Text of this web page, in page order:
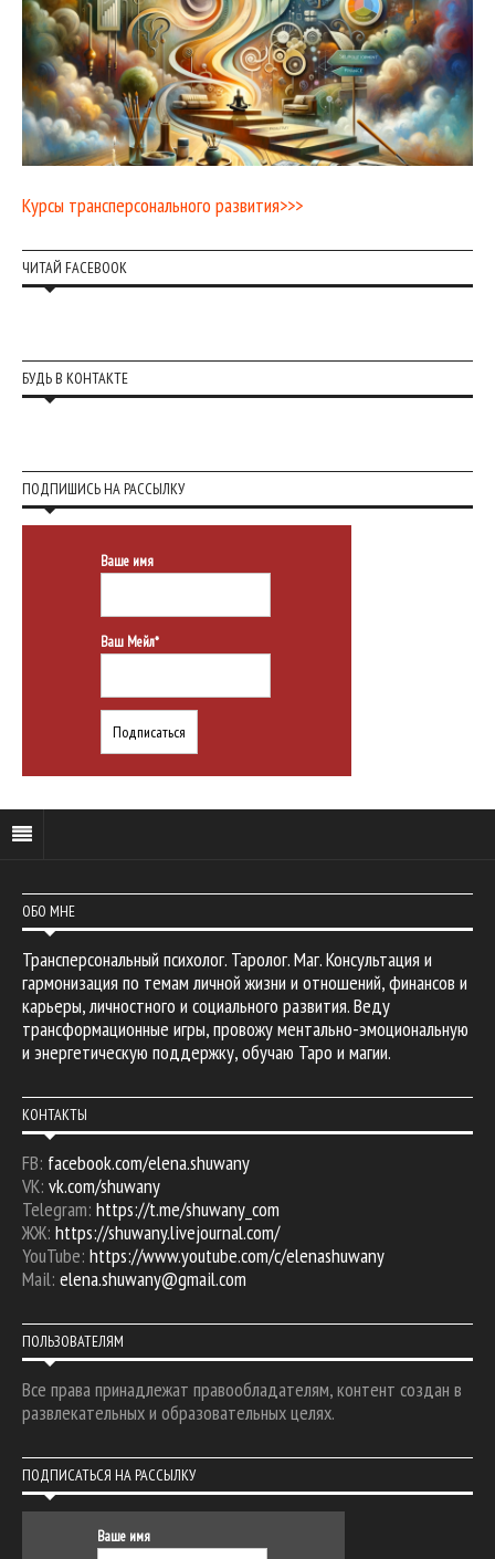
Курсы трансперсонального развития>>>
ЧИТАЙ FACEBOOK
БУДЬ В КОНТАКТЕ
ПОДПИШИСЬ НА РАССЫЛКУ
Ваше имя
Ваш Мейл*
ОБО МНЕ
Трансперсональный психолог. Таролог. Маг. Консультация и
гармонизация по темам личной жизни и отношений, финансов и
карьеры, личностного и социального развития. Веду
трансформационные игры, провожу ментально-эмоциональную
и энергетическую поддержку, обучаю Таро и магии.
КОНТАКТЫ
FB: facebook.com/elena.shuwany
VK: vk.com/shuwany
Telegram: https://t.me/shuwany_com
ЖЖ: https://shuwany.livejournal.com/
YouTube: https://www.youtube.com/c/elenashuwany
Mail: elena.shuwany@gmail.com
ПОЛЬЗОВАТЕЛЯМ
Все права принадлежат правообладателям, контент создан в
развлекательных и образовательных целях.
ПОДПИСАТЬСЯ НА РАССЫЛКУ
Ваше имя